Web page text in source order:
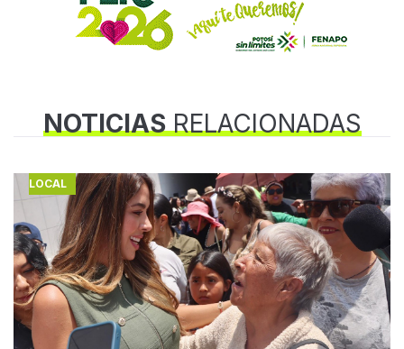
NOTICIASRELACIONADAS
LOCAL